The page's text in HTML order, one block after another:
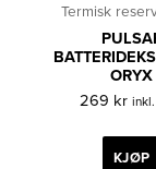
Termisk
ORYX
269 kr
KJØP